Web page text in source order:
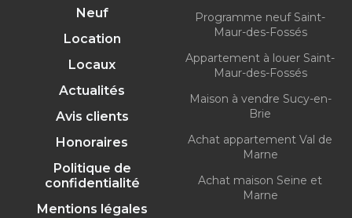
Neuf
Location
Locaux
Actualités
Avis clients
Honoraires
Politique de
confidentialité
Mentions légales
Programme neuf Saint-
Maur-des-Fossés
Appartement à louer Saint-
Maur-des-Fossés
Maison à vendre Sucy-en-
Brie
Achat appartement Val de
Marne
Achat maison Seine et
Marne